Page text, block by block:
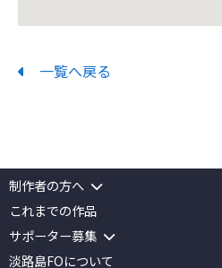
一覧へ戻る
制作者の方へ
これまでの作品
サポーター募集
淡路島FOについて